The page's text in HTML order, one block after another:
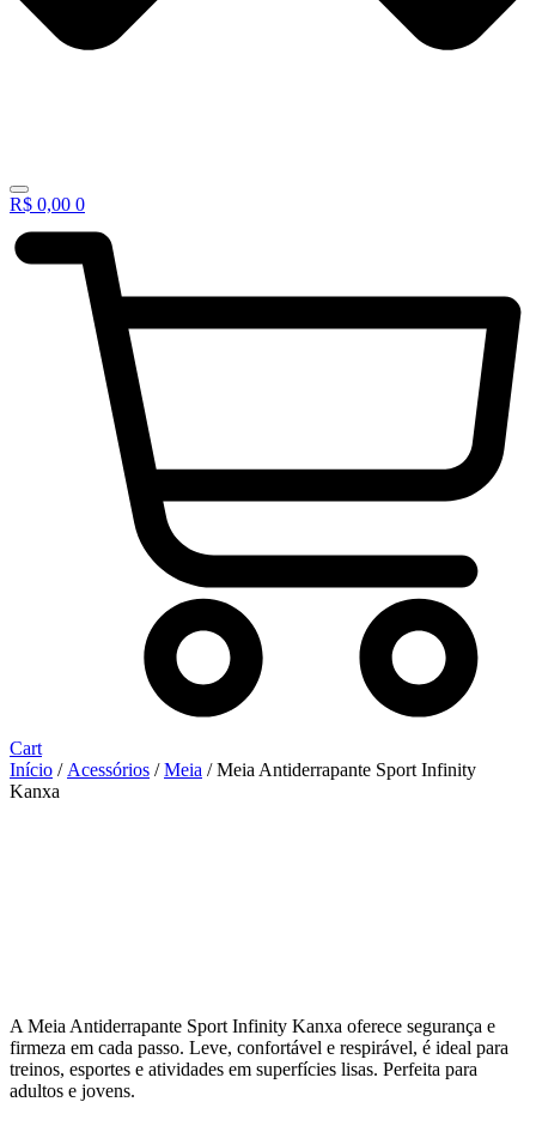
R$ 0,00 0
Cart
Início / Acessórios /Meia / Meia Antiderrapante Sport Infinity
Kanxa
A Meia Antiderrapante Sport Infinity Kanxa oferece segurança e
firmeza em cada passo. Leve, confortável e respirável, é ideal para
treinos, esportes e atividades em superfícies lisas. Perfeita para
adultos e jovens.